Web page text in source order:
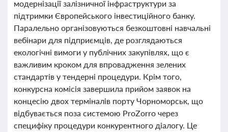
модернізації залізничної інфраструктури за
підтримки Європейського інвестиційного банку.
Паралельно організовуються безкоштовні навчальні
вебінари для підприємців, де розглядаються
екологічні вимоги у публічних закупівлях, що є
важливим кроком для впровадження зелених
стандартів у тендерні процедури. Крім того,
конкурсна комісія завершила прийом заявок на
концесію двох терміналів порту Чорноморськ, що
відбувається поза системою ProZorro через
специфіку процедури конкурентного діалогу. Це